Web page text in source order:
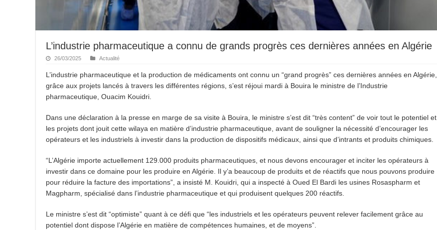
L’industrie pharmaceutique a connu de grands progrès ces dernières années en Algérie
26/03/2025 Actualité
L’industrie pharmaceutique et la production de médicaments ont connu un “grand progrès” ces dernières années en Algérie,
grâce aux projets lancés à travers les différentes régions, s’est réjoui mardi à Bouira le ministre de l’Industrie
pharmaceutique, Ouacim Kouidri.
Dans une déclaration à la presse en marge de sa visite à Bouira, le ministre s’est dit “très content” de voir tout le potentiel et
les projets dont jouit cette wilaya en matière d’industrie pharmaceutique, avant de souligner la nécessité d’encourager les
opérateurs et les industriels à investir dans la production de dispositifs médicaux, ainsi que d’intrants et produits chimiques.
“L’Algérie importe actuellement 129.000 produits pharmaceutiques, et nous devons encourager et inciter les opérateurs à
investir dans ce domaine pour les produire en Algérie. Il y’a beaucoup de produits et de réactifs que nous pouvons produire
pour réduire la facture des importations”, a insisté M. Kouidri, qui a inspecté à Oued El Bardi les usines Rosaspharm et
Magpharm, spécialisé dans l’industrie pharmaceutique et qui produisent quelques 200 réactifs.
Le ministre s’est dit “optimiste” quant à ce défi que “les industriels et les opérateurs peuvent relever facilement grâce au
potentiel dont dispose l’Algérie en matière de compétences humaines, et de moyens”.